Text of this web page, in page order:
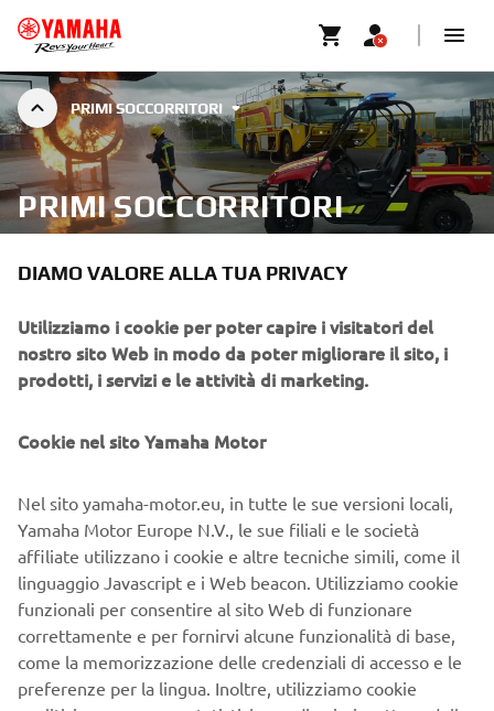
PRIMI SOCCORRITORI
PRIMI SOCCORRITORI
Yamaha manufacture ATV and Side-by-Side products with
features that ensure maximum flexibility and comfort for
operational requirements.
When terrain seems impenetrable or the weather closes down,
been greater and all with the knowledge that through life
support is there when you need it.
Where access is limited or equipment is needed quickly (such
as mountain rescue calls), a Yamaha ATV can be an invaluable
tool with its 120 Kg rack carrying capacity and 500 Kg towing
ability proving its worth, and with a 4 psi “footprint”, an ATV
causes minimal marking to the land being operated on.
nostro sito Web in modo da poter migliorare il sito, i
prodotti, i servizi e le attività di marketing.
Yamaha Motor Europe N.V., le sue filiali e le società
affiliate utilizzano i cookie e altre tecniche simili, come il
linguaggio Javascript e i Web beacon. Utilizziamo cookie
funzionali per consentire al sito Web di funzionare
correttamente e per fornirvi alcune funzionalità di base,
come la memorizzazione delle credenziali di accesso e le
preferenze per la lingua. Inoltre, utilizziamo cookie
analitici per generare statistiche su di voi, rispettose della